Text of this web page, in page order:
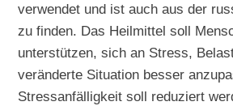
verwendet und ist auch aus der
zu finden. Das Heilmittel soll
unterstützen, sich an Stress,
veränderte Situation besser
Stressanfälligkeit soll reduziert